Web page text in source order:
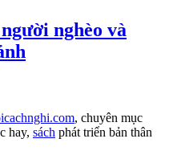
nghèo và
, chuyên mục
hay, sách phát triển bản thân